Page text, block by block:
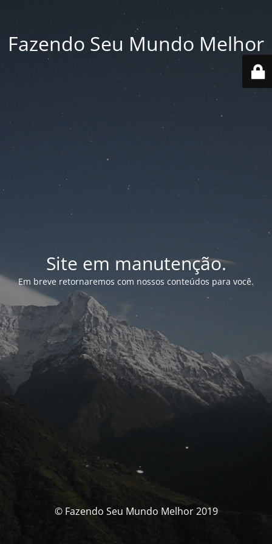
Fazendo Seu Mundo Melhor
Site em manutenção.
Em breve retornaremos com nossos conteúdos para você.
© Fazendo Seu Mundo Melhor 2019